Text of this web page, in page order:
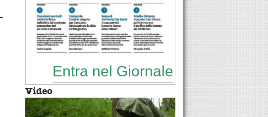
Entra nel Giornale
Video